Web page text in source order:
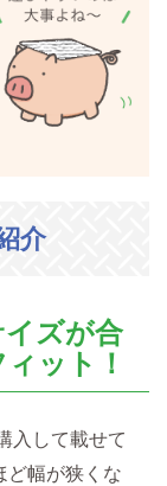
介
ズが合
ット！
入して載せて
ど幅が狭くな